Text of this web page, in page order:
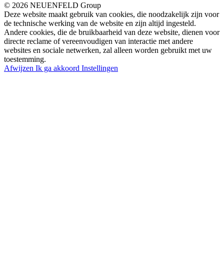
© 2026 NEUENFELD Group
Deze website maakt gebruik van cookies, die noodzakelijk zijn voor
de technische werking van de website en zijn altijd ingesteld.
Andere cookies, die de bruikbaarheid van deze website, dienen voor
directe reclame of vereenvoudigen van interactie met andere
websites en sociale netwerken, zal alleen worden gebruikt met uw
toestemming.
Afwijzen Ik ga akkoord Instellingen